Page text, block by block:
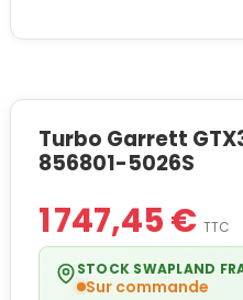
Turbo Garrett
856801-5026S
1 747,45 € TTC
STOCK SWAPLAND
Sur commande